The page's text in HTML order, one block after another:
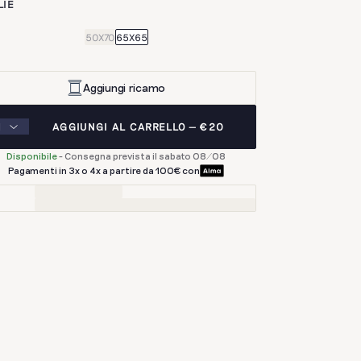
50X70 65X65
Aggiungi ricamo
AGGIUNGI AL CARRELLO €20
Disponibile- Consegna prevista il sabato 08/08
Pagamenti in 3x o 4x a partire da 100€ con